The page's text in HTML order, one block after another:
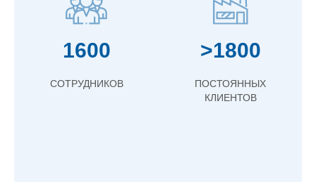
1600
СОТРУДНИКОВ
>1800
ПОСТОЯННЫХ
КЛИЕНТОВ